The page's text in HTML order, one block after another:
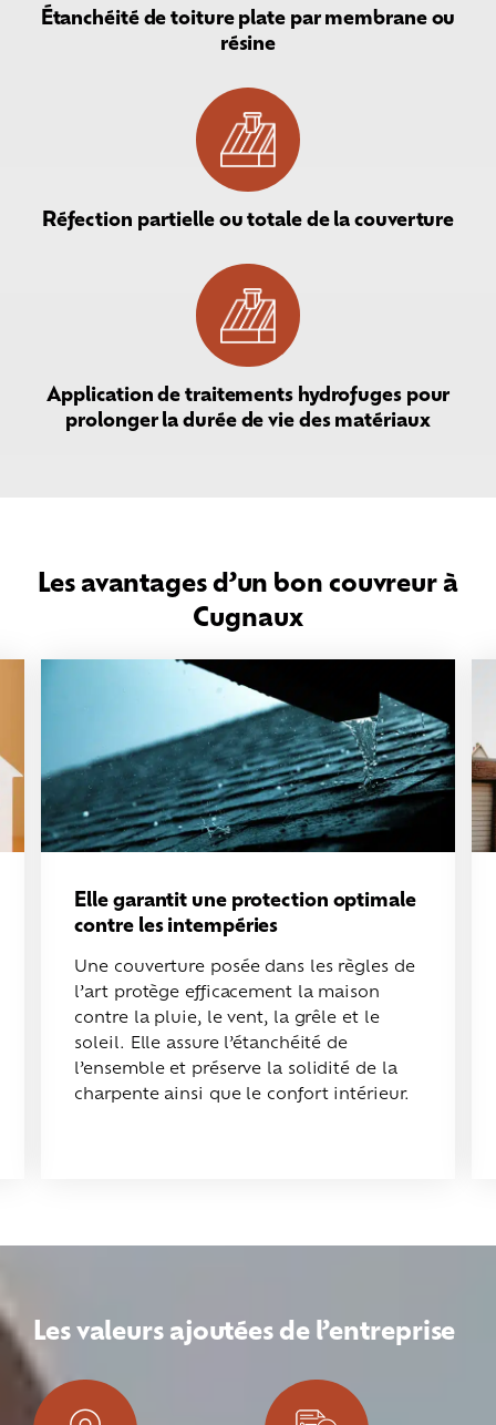
Étanchéité de toiture plate par membrane ou
résine
Réfection partielle ou totale de la couverture
Application de traitements hydrofuges pour
prolonger la durée de vie des matériaux
Les avantages d’un bon couvreur à
Cugnaux
Elle garantit une protection optimale
contre les intempéries
Une couverture posée dans les règles de
l’art protège efficacement la maison
contre la pluie, le vent, la grêle et le
soleil. Elle assure l’étanchéité de
l’ensemble et préserve la solidité de la
charpente ainsi que le confort intérieur.
Les valeurs ajoutées de l’entreprise